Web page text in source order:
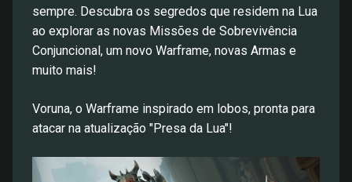
sempre. Descubra os segredos que residem na Lua
ao explorar as novas Missões de Sobrevivência
Conjuncional, um novo Warframe, novas Armas e
muito mais!
Voruna, o Warframe inspirado em lobos, pronta para
atacar na atualização "Presa da Lua"!